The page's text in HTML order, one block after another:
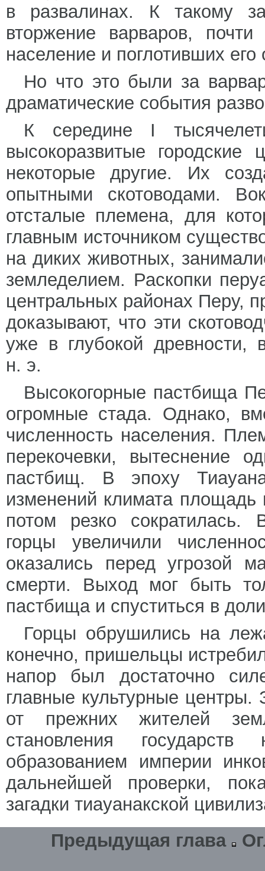
в развалинах. К такому
вторжение варваров,
население и поглотивших его
Но что это были за
драматические события
К середине I
высокоразвитые
некоторые другие. Их
опытными скотоводами.
отсталые племена, для
главным источником
на диких животных,
земледелием. Раскопки
центральных районах Перу,
доказывают, что эти
уже в глубокой древности,
н. э.
Высокогорные пастбища
огромные стада. Однако,
численность населения.
перекочевки, вытеснение
пастбищ. В эпоху
изменений климата площадь
потом резко сократилась.
горцы увеличили
оказались перед угрозой
смерти. Выход мог быть
пастбища и спуститься в
Горцы обрушились на
конечно, пришельцы
напор был достаточно
главные культурные
от прежних жителей
становления
образованием империи
дальнейшей проверки,
загадки тиауанакской
Предыдущая глава